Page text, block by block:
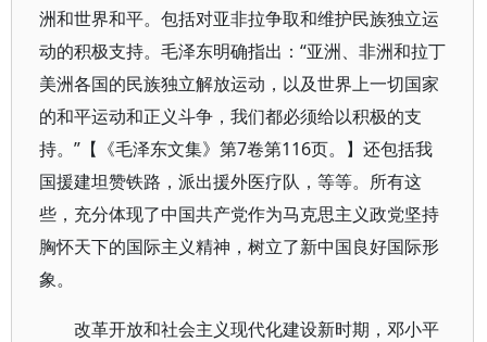
洲和世界和平。包括对亚非拉争取和维护民族独立运
动的积极支持。毛泽东明确指出：“亚洲、非洲和拉丁
美洲各国的民族独立解放运动，以及世界上一切国家
的和平运动和正义斗争，我们都必须给以积极的支
持。”【《毛泽东文集》第7卷第116页。】还包括我
国援建坦赞铁路，派出援外医疗队，等等。所有这
些，充分体现了中国共产党作为马克思主义政党坚持
胸怀天下的国际主义精神，树立了新中国良好国际形
象。
改革开放和社会主义现代化建设新时期，邓小平